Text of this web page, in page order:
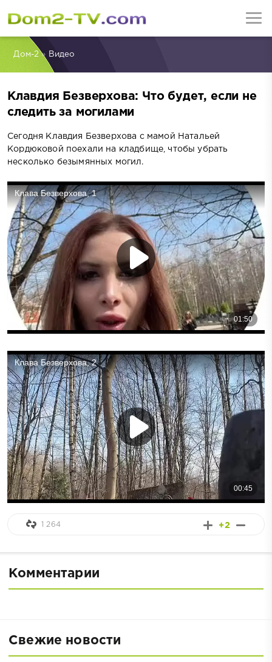
Дом-2» Видео
Клавдия Безверхова: Что будет, если не
следить за могилами
Сегодня Клавдия Безверхова с мамой Натальей
Кордюковой поехали на кладбище, чтобы убрать
несколько безымянных могил.
+2
1 264
Комментарии
Свежие новости